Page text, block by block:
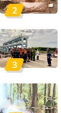
2
3